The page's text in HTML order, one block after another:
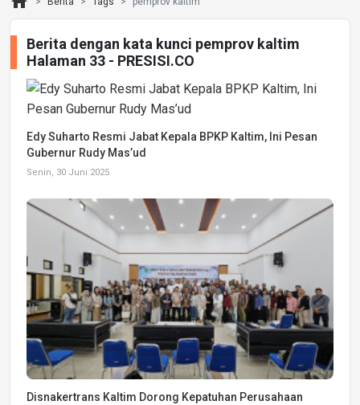
Berita dengan kata kunci pemprov kaltim
Halaman 33 - PRESISI.CO
Edy Suharto Resmi Jabat Kepala BPKP Kaltim, Ini Pesan
Gubernur Rudy Mas’ud
Senin, 30 Juni 2025
Disnakertrans Kaltim Dorong Kepatuhan Perusahaan